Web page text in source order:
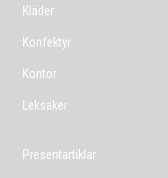
Kläder
Konfektyr
Kontor
Leksaker
Presentartiklar